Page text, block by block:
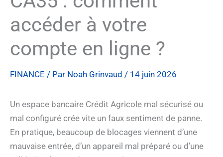
accéder à votre
compte en ligne ?
FINANCE / Par Noah Grinvaud / 14 juin 2026
Un espace bancaire Crédit Agricole mal sécurisé ou
mal configuré crée vite un faux sentiment de panne.
En pratique, beaucoup de blocages viennent d’une
mauvaise entrée, d’un appareil mal préparé ou d’une